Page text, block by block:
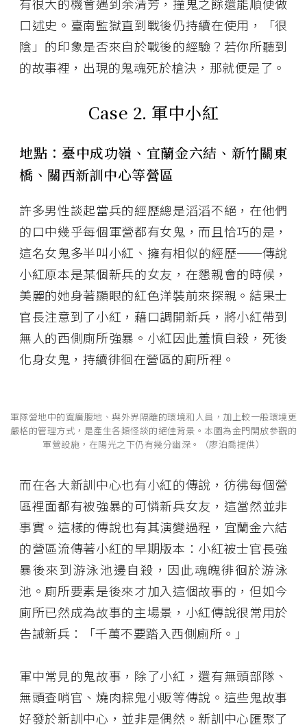
口述史。臺南監獄直到戰後仍持續在使用，「很
陰」的印象是否來自於戰後的經驗？若你所聽到
的故事裡，出現的鬼魂死於槍決，那就便是了。
Case 2. 軍中小紅
地點：臺中成功嶺、宜蘭金六結、新竹關東
橋、關西新訓中心等營區
許多男性談起當兵的經歷總是滔滔不絕，在他們
的口中幾乎每個軍營都有女鬼，而且恰巧的是，
這名女鬼多半叫小紅、擁有相似的經歷──傳說
小紅原本是某個新兵的女友，在懇親會的時候，
美麗的她身著顯眼的紅色洋裝前來探親。結果士
官長注意到了小紅，藉口調開新兵，將小紅帶到
無人的西側廁所強暴。小紅因此羞憤自殺，死後
化身女鬼，持續徘徊在營區的廁所裡。
軍隊營地中的寬廣腹地、與外界隔離的環境和人員，加上較一般環境更
嚴格的管理方式，是產生各類怪談的絕佳背景。本圖為金門開放參觀的
軍營設施，在陽光之下仍有幾分幽深。（廖泊喬提供）
而在各大新訓中心也有小紅的傳說，彷彿每個營
區裡面都有被強暴的可憐新兵女友，這當然並非
事實。這樣的傳說也有其演變過程，宜蘭金六結
的營區流傳著小紅的早期版本：小紅被士官長強
暴後來到游泳池邊自殺，因此魂魄徘徊於游泳
池。廁所要素是後來才加入這個故事的，但如今
廁所已然成為故事的主場景，小紅傳說很常用於
告誡新兵：「千萬不要踏入西側廁所。」
軍中常見的鬼故事，除了小紅，還有無頭部隊、
無頭查哨官、燒肉粽鬼小販等傳說。這些鬼故事
好發於新訓中心，並非是偶然。新訓中心匯聚了